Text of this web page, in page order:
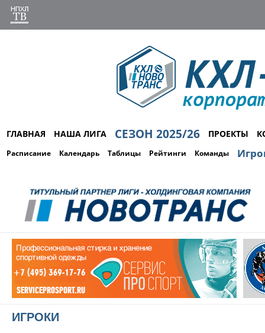
ГЛАВНАЯ НАША ЛИГА СЕЗОН 2025/26 ПРОЕКТЫ
Расписание Календарь Таблицы Рейтинги Команды
ИГРОКИ